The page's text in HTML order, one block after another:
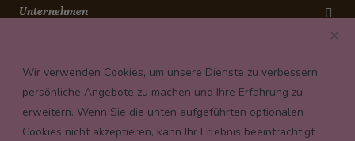
Unternehmen
Payment conditions
Wir verwenden Cookies, um unsere Dienste zu verbessern,
persönliche Angebote zu machen und Ihre Erfahrung zu
erweitern. Wenn Sie die unten aufgeführten optionalen
Cookies nicht akzeptieren, kann Ihr Erlebnis beeinträchtigt